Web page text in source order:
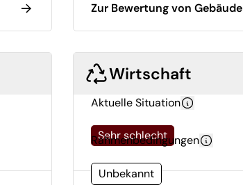
Zur Bewertung von Gebäude
Wirtschaft
Aktuelle Situation
Sehr schlecht
Rahmenbedingungen
Unbekannt